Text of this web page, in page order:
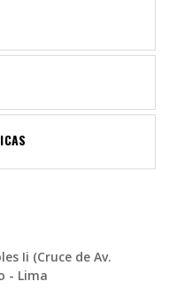
Ii (Cruce de Av.
- Lima